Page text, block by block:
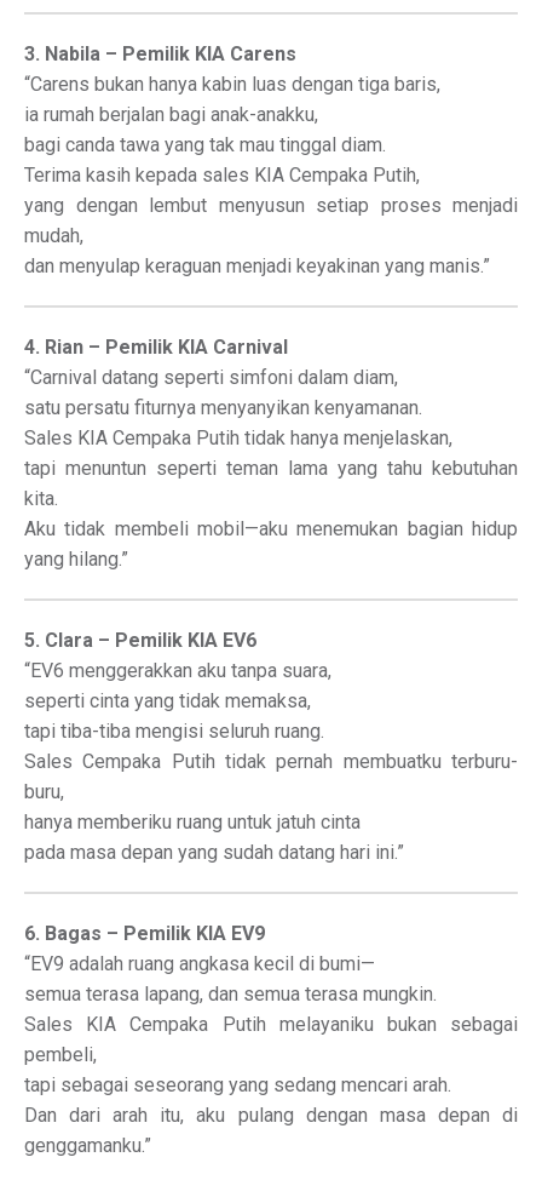
3. Nabila – Pemilik KIA Carens
“Carens bukan hanya kabin luas dengan tiga baris,
ia rumah berjalan bagi anak-anakku,
bagi canda tawa yang tak mau tinggal diam.
Terima kasih kepada sales KIA Cempaka Putih,
yang dengan lembut menyusun setiap proses menjadi
mudah,
dan menyulap keraguan menjadi keyakinan yang manis.”
4. Rian – Pemilik KIA Carnival
“Carnival datang seperti simfoni dalam diam,
satu persatu fiturnya menyanyikan kenyamanan.
Sales KIA Cempaka Putih tidak hanya menjelaskan,
tapi menuntun seperti teman lama yang tahu kebutuhan
kita.
Aku tidak membeli mobil—aku menemukan bagian hidup
yang hilang.”
5. Clara – Pemilik KIA EV6
“EV6 menggerakkan aku tanpa suara,
seperti cinta yang tidak memaksa,
tapi tiba-tiba mengisi seluruh ruang.
Sales Cempaka Putih tidak pernah membuatku terburu-
buru,
hanya memberiku ruang untuk jatuh cinta
pada masa depan yang sudah datang hari ini.”
6. Bagas – Pemilik KIA EV9
“EV9 adalah ruang angkasa kecil di bumi—
semua terasa lapang, dan semua terasa mungkin.
Sales KIA Cempaka Putih melayaniku bukan sebagai
pembeli,
tapi sebagai seseorang yang sedang mencari arah.
Dan dari arah itu, aku pulang dengan masa depan di
genggamanku.”